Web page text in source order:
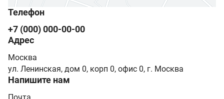
Телефон
+7 (000) 000-00-00
Адрес
Москва
ул. Ленинская, дом 0, корп 0, офис 0, г. Москва
Напишите нам